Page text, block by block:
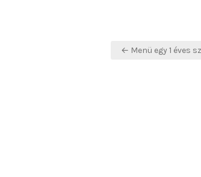
Bejegyzés
← Menü egy 1 éves